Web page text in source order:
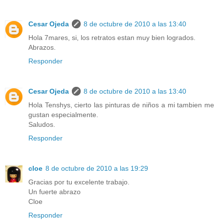
Cesar Ojeda
8 de octubre de 2010 a las 13:40
Hola 7mares, si, los retratos estan muy bien logrados.
Abrazos.
Responder
Cesar Ojeda
8 de octubre de 2010 a las 13:40
Hola Tenshys, cierto las pinturas de niños a mi tambien me
gustan especialmente.
Saludos.
Responder
cloe 8 de octubre de 2010 a las 19:29
Gracias por tu excelente trabajo.
Un fuerte abrazo
Cloe
Responder